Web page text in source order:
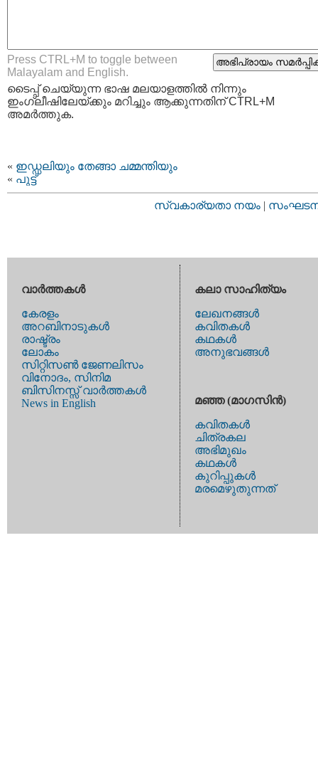
Press CTRL+M to toggle between
Malayalam and English.
ടൈപ്പ്‌ ചെയ്യുന്ന ഭാഷ മലയാളത്തില്‍ നിന്നും
ഇംഗ്ലീഷിലേയ്ക്കും മറിച്ചും ആക്കുന്നതിന് CTRL+M
അമര്‍ത്തുക.
« ഇഡ്ഡലിയും തേങ്ങാ ചമ്മന്തിയും
« പുട്ട്
സ്വകാര്യതാ നയം |
വാര്‍ത്തകള്‍
കേരളം
അറബിനാടുകള്‍
രാഷ്ട്രം
ലോകം
സിറ്റിസണ്‍ ജേണലിസം
വിനോദം, സിനിമ
ബിസിനസ്സ് വാര്‍ത്തകള്‍
News in English
കലാ സാഹിത്യം
ലേഖനങ്ങള്‍
കവിതകള്‍
കഥകള്‍
അനുഭവങ്ങള്‍
മഞ്ഞ (മാഗസിന്‍)
കവിതകള്‍
ചിത്രകല
അഭിമുഖം
കഥകള്‍
കുറിപ്പുകള്‍
മരമെഴുതുന്നത്